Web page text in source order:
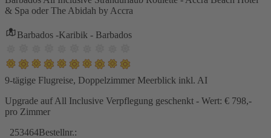
& Spa oder The Abidah by Accra
Barbados -Karibik - Barbados
9-tägige Flugreise, Doppelzimmer Meerblick inkl. AI
Upgrade auf All Inclusive Verpflegung geschenkt - Wert: € 798,-
pro Zimmer
253464Bestellnr.: